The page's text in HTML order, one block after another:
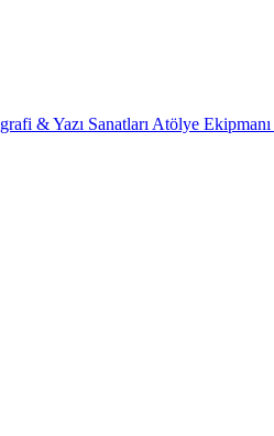
& Yazı Sanatları Atölye Ekipmanı